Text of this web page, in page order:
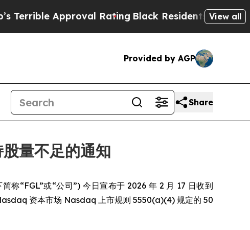
Approval RatingBlack Residents Warned of
View all
Provided by AGP
Share
量不足的通知
“FGL”或“公司”) 今日宣布于 2026 年 2 月 17 日收到
资本市场 Nasdaq 上市规则 5550(a)(4) 规定的 50